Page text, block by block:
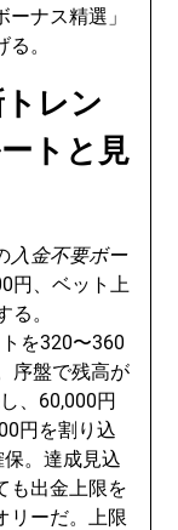
ナス精選」
。
レン
トと見
入金不要ボー
円、ベット上
。
を320〜360
序盤で残高が
、60,000円
円を割り込
。達成見込
も出金上限を
リーだ。上限